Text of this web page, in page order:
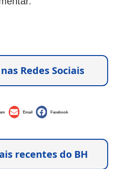
Redes Sociais
Email Facebook
recentes do BH